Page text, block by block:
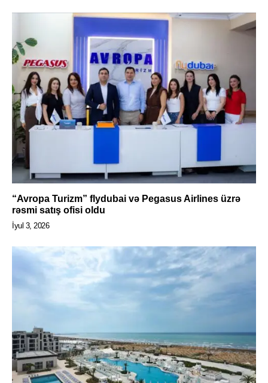
“Avropa Turizm” flydubai və Pegasus Airlines üzrə
rəsmi satış ofisi oldu
İyul 3, 2026